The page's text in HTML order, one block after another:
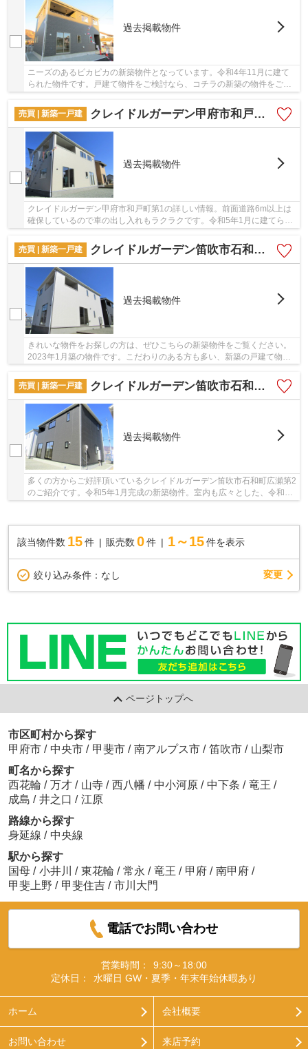
過去掲載物件
ニーズのあるピカピカの新築物件となっています。令和4年11月に建て
られた物件です。戸建て物件をご検討なら、コチラの新築の物件をご覧
ください。お客様によって希望条件は異なります...
売買 | 新築一戸建
クレイドルガーデン甲府市和戸町第1
過去掲載物件
クレイドルガーデン甲府市和戸町第1の詳しい情報。前面道路6m以上は
確保しているので車の出し入れもラクラクです。令和5年1月に建てられ
た新築物件です。＆ Life スカイズがお届けして...
売買 | 新築一戸建
クレイドルガーデン笛吹市石和町広瀬第2
過去掲載物件
きれいな物件をお探しの方は、ぜひこちらの新築物件をご覧ください。
2023年1月築の物件です。こだわりのある方も多い、新築の戸建て物件
売買 | 新築一戸建
クレイドルガーデン笛吹市石和町広瀬第2
過去掲載物件
多くの方からご好評頂いているクレイドルガーデン笛吹市石和町広瀬第2
のご紹介です。令和5年1月完成の新築物件。室内も広々とした、令和5
該当物件数 15件 販売数 0 件 1～15 件を表示
絞り込み条件： なし 変更
ページトップへ
市区町村から探す
甲府市 / 中央市 / 甲斐市 / 南アルプス市 / 笛吹市 / 山梨市
町名から探す
西花輪 / 万才 / 山寺 / 西八幡 / 中小河原 / 中下条 / 竜王 /
成島 / 井之口 / 江原
路線から探す
身延線 / 中央線
駅から探す
国母 / 小井川 / 東花輪 / 常永 / 竜王 / 甲府 / 南甲府 /
甲斐上野 / 甲斐住吉 / 市川大門
電話でお問い合わせ
営業時間：
9:30～18:00
定休日：
水曜日 GW・夏季・年末年始休暇あり
ホーム 会社概要
お問い合わせ 来店予約